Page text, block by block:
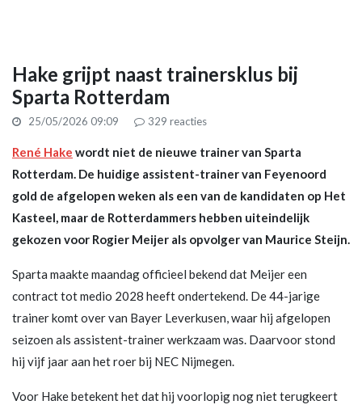
Hake grijpt naast trainersklus bij
Sparta Rotterdam
25/05/2026 09:09 329 reacties
René Hake wordt niet de nieuwe trainer van Sparta
Rotterdam. De huidige assistent-trainer van Feyenoord
gold de afgelopen weken als een van de kandidaten op Het
Kasteel, maar de Rotterdammers hebben uiteindelijk
gekozen voor Rogier Meijer als opvolger van Maurice Steijn.
Sparta maakte maandag officieel bekend dat Meijer een
contract tot medio 2028 heeft ondertekend. De 44-jarige
trainer komt over van Bayer Leverkusen, waar hij afgelopen
seizoen als assistent-trainer werkzaam was. Daarvoor stond
hij vijf jaar aan het roer bij NEC Nijmegen.
Voor Hake betekent het dat hij voorlopig nog niet terugkeert